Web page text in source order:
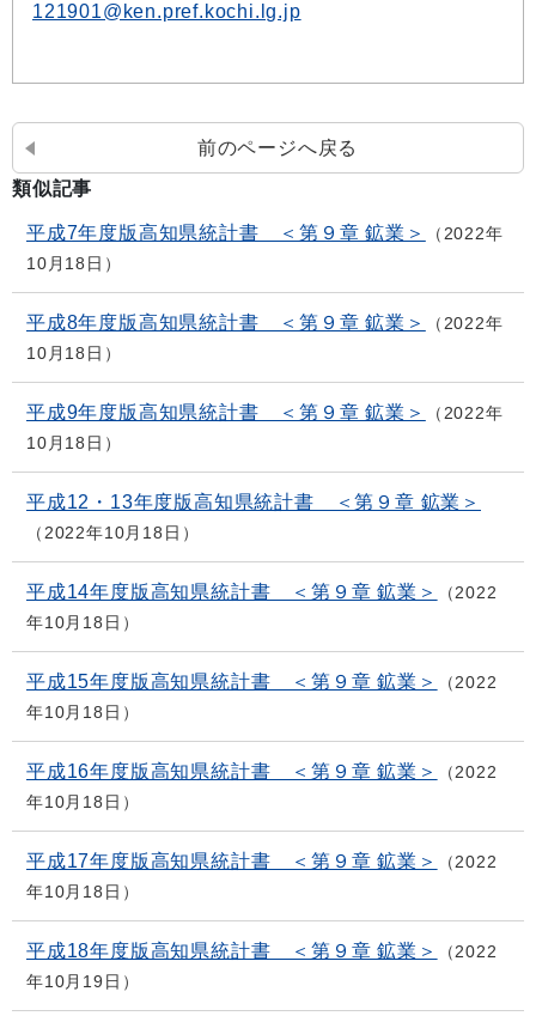
121901@ken.pref.kochi.lg.jp
前のページへ戻る
類似記事
平成7年度版高知県統計書 ＜第９章 鉱業＞
2022年
10月18日
平成8年度版高知県統計書 ＜第９章 鉱業＞
2022年
10月18日
平成9年度版高知県統計書 ＜第９章 鉱業＞
2022年
10月18日
平成12・13年度版高知県統計書 ＜第９章 鉱業＞
2022年10月18日
平成14年度版高知県統計書 ＜第９章 鉱業＞
2022
年10月18日
平成15年度版高知県統計書 ＜第９章 鉱業＞
2022
年10月18日
平成16年度版高知県統計書 ＜第９章 鉱業＞
2022
年10月18日
平成17年度版高知県統計書 ＜第９章 鉱業＞
2022
年10月18日
平成18年度版高知県統計書 ＜第９章 鉱業＞
2022
年10月19日